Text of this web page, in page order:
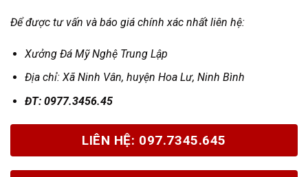
Để được tư vấn và báo giá chính xác nhất liên hệ:
Xưởng Đá Mỹ Nghệ Trung Lập
Địa chỉ: Xã Ninh Vân, huyện Hoa Lư, Ninh Bình
ĐT: 0977.3456.45
LIÊN HỆ: 097.7345.645